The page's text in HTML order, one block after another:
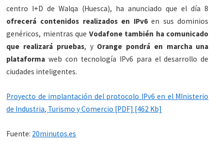
centro I+D de Walqa (Huesca), ha anunciado que el día 8
ofrecerá contenidos realizados en IPv6en sus dominios
genéricos, mientras que Vodafone también ha comunicado
que realizará pruebas, y Orange pondrá en marcha una
plataforma web con tecnología IPv6 para el desarrollo de
ciudades inteligentes.
Proyecto de implantación del protocolo IPv6 en el MInisterio
de Industria, Turismo y Comercio [PDF] [462 Kb]
Fuente: 20minutos.es